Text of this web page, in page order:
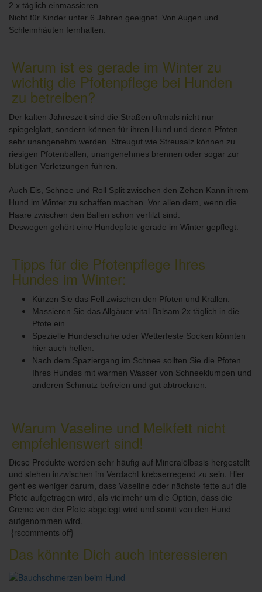
2 x täglich einmassieren.
Nicht für Kinder unter 6 Jahren geeignet. Von Augen und
Schleimhäuten fernhalten.
Warum ist es gerade im Winter zu
wichtig die Pfotenpflege bei Hunden
zu betreiben?
Der kalten Jahreszeit sind die Straßen oftmals nicht nur
spiegelglatt, sondern können für ihren Hund und deren Pfoten
sehr unangenehm werden. Streugut wie Streusalz können zu
riesigen Pfotenballen, unangenehmes brennen oder sogar zur
blutigen Verletzungen führen.
Auch Eis, Schnee und Roll Split zwischen den Zehen Kann ihrem
Hund im Winter zu schaffen machen. Vor allen dem, wenn die
Haare zwischen den Ballen schon verfilzt sind.
Deswegen gehört eine Hundepfote gerade im Winter gepflegt.
Tipps für die Pfotenpflege Ihres
Hundes im Winter:
Kürzen Sie das Fell zwischen den Pfoten und Krallen.
Massieren Sie das Allgäuer vital Balsam 2x täglich in die
Pfote ein.
Spezielle Hundeschuhe oder Wetterfeste Socken könnten
hier auch helfen.
Nach dem Spaziergang im Schnee sollten Sie die Pfoten
Ihres Hundes mit warmen Wasser von Schneeklumpen und
anderen Schmutz befreien und gut abtrocknen.
Warum Vaseline und Melkfett nicht
empfehlenswert sind!
Diese Produkte werden sehr häufig auf Mineralölbasis hergestellt
und stehen inzwischen im Verdacht krebserregend zu sein. Hier
geht es weniger darum, dass Vaseline oder nächste fette auf die
Pfote aufgetragen wird, als vielmehr um die Option, dass die
Creme von der Pfote abgelegt wird und somit von den Hund
aufgenommen wird.
{rscomments off}
Das könnte Dich auch interessieren